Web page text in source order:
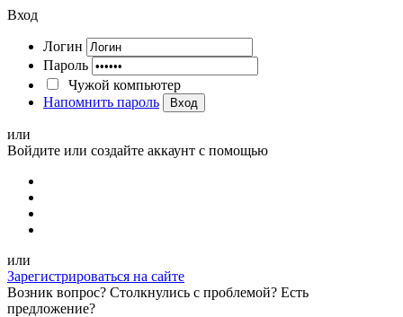
Вход
Логин
Пароль
Чужой компьютер
Напомнить пароль
Вход
или
Войдите или создайте аккаунт с помощью
или
Зарегистрироваться на сайте
Возник вопрос? Столкнулись с проблемой? Есть
предложение?